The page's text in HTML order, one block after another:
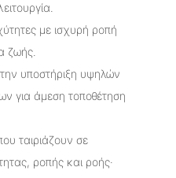
με ισχυρή ροπή
ζωής.
υποστήριξη υψηλών
για άμεση τοποθέτηση
ταιριάζουν σε
ροπής και ροής·